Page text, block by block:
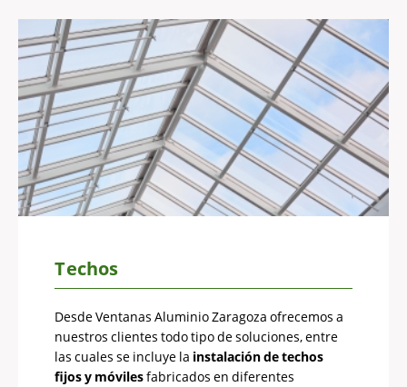
Techos
Desde Ventanas Aluminio Zaragoza ofrecemos a
nuestros clientes todo tipo de soluciones, entre
las cuales se incluye la instalación de techos
fijos y móvilesfabricados en diferentes